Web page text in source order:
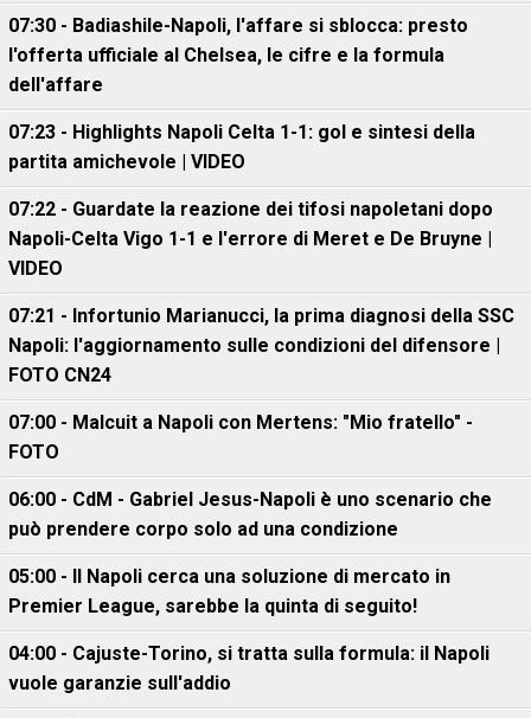
07:30 - Badiashile-Napoli, l'affare si sblocca: presto
l'offerta ufficiale al Chelsea, le cifre e la formula
dell'affare
07:23 - Highlights Napoli Celta 1-1: gol e sintesi della
partita amichevole | VIDEO
07:22 - Guardate la reazione dei tifosi napoletani dopo
Napoli-Celta Vigo 1-1 e l'errore di Meret e De Bruyne |
VIDEO
07:21 - Infortunio Marianucci, la prima diagnosi della SSC
Napoli: l'aggiornamento sulle condizioni del difensore |
FOTO CN24
07:00 - Malcuit a Napoli con Mertens: "Mio fratello" -
FOTO
06:00 - CdM - Gabriel Jesus-Napoli è uno scenario che
può prendere corpo solo ad una condizione
05:00 - Il Napoli cerca una soluzione di mercato in
Premier League, sarebbe la quinta di seguito!
04:00 - Cajuste-Torino, si tratta sulla formula: il Napoli
vuole garanzie sull'addio